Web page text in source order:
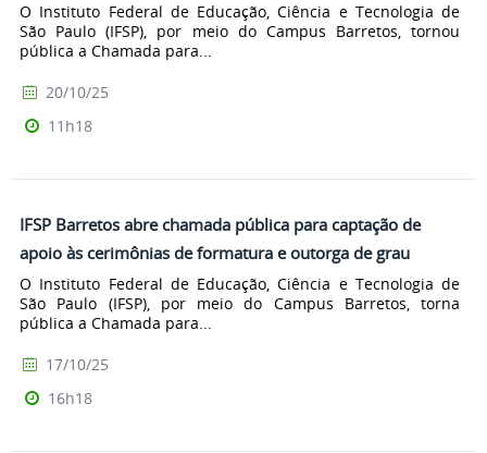
O Instituto Federal de Educação, Ciência e Tecnologia de
São Paulo (IFSP), por meio do Campus Barretos, tornou
pública a Chamada para...
20/10/25
11h18
IFSP Barretos abre chamada pública para captação de
apoio às cerimônias de formatura e outorga de grau
O Instituto Federal de Educação, Ciência e Tecnologia de
São Paulo (IFSP), por meio do Campus Barretos, torna
pública a Chamada para...
17/10/25
16h18